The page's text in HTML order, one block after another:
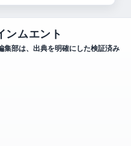
ンムエント
集部は、出典を明確にした検証済み